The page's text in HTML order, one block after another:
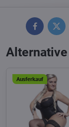
Facebook
Ausferkauf